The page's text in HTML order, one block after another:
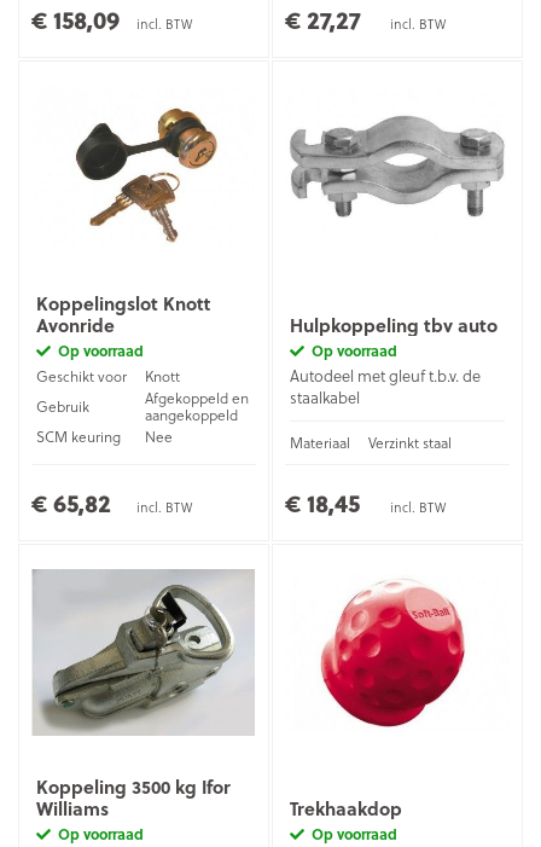
€ 158,09 incl. BTW € 27,27 incl. BTW
Koppelingslot Knott
Avonride
Op voorraad
Geschikt voor
Knott
Gebruik
Afgekoppeld en
aangekoppeld
SCM keuring
Nee
€ 65,82 incl. BTW
Hulpkoppeling tbv auto
Op voorraad
Autodeel met gleuf t.b.v. de
staalkabel
Materiaal Verzinkt staal
€ 18,45 incl. BTW
Koppeling 3500 kg Ifor
Williams
Op voorraad
Trekhaakdop
Op voorraad